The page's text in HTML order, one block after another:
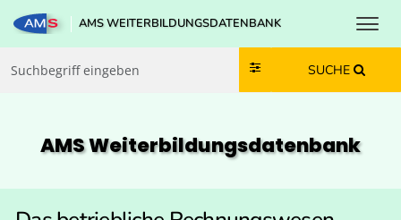
Zum Inhalt springen
Zum Navmenü springen
Zur Suche springen
Zur Footer springen
AMS WEITERBILDUNGSDATENBANK
SUCHE
AMS Weiterbildungs­datenbank